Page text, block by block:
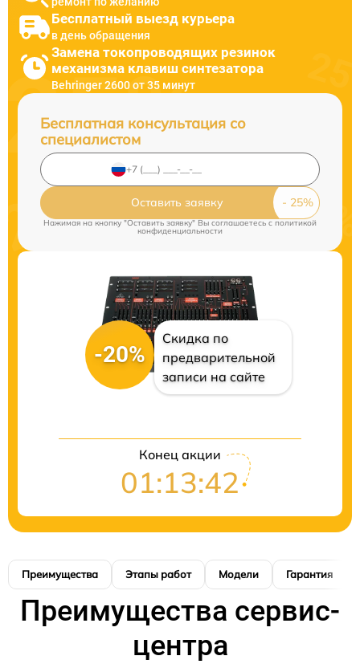
Бесплатный выезд курьера
в день обращения
Замена токопроводящих резинок
механизма клавиш синтезатора
Behringer 2600 от 35 минут
Бесплатная консультация со
специалистом
Оставить заявку
Нажимая на кнопку "Оставить заявку" Вы соглашаетесь cполитикой
конфиденциальности
-20%
Скидка по
предварительной
записи на сайте
Конец акции
01:13:41
Преимущества Этапы работ Модели Гарантия
Преимущества сервис-
центра